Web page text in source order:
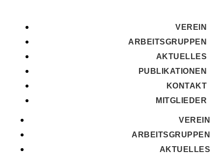
VEREIN
ARBEITSGRUPPEN
AKTUELLES
PUBLIKATIONEN
KONTAKT
MITGLIEDER
VEREIN
ARBEITSGRUPPEN
AKTUELLES